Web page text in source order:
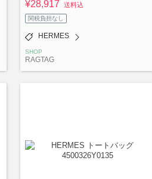
¥28,917 送料込
関税負担なし
HERMES
SHOP
RAGTAG